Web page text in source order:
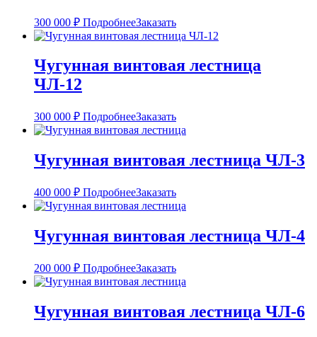
300 000 ₽ ПодробнееЗаказать
Чугунная винтовая лестница
ЧЛ-12
300 000 ₽ ПодробнееЗаказать
Чугунная винтовая лестница ЧЛ-3
400 000 ₽ ПодробнееЗаказать
Чугунная винтовая лестница ЧЛ-4
200 000 ₽ ПодробнееЗаказать
Чугунная винтовая лестница ЧЛ-6